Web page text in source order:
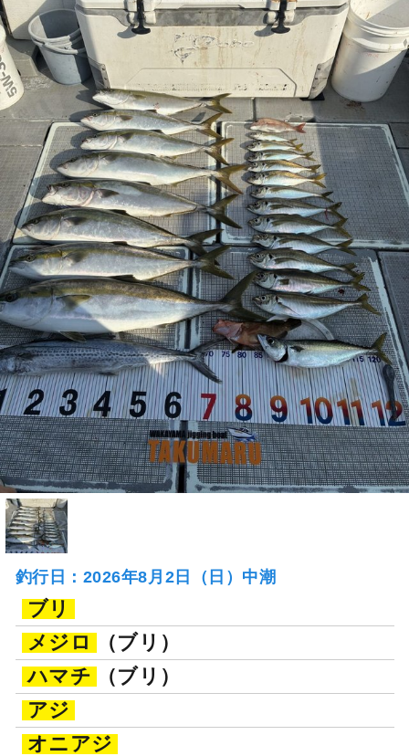
釣行日：2026年8月2日（日）中潮
ブリ
メジロ
（ブリ）
ハマチ
（ブリ）
アジ
オニアジ